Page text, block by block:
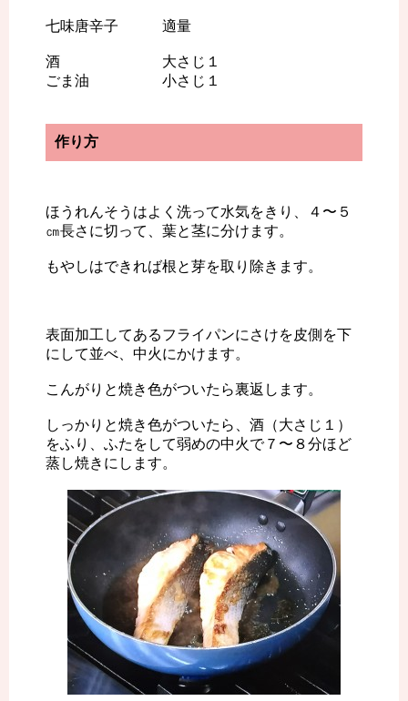
七味唐辛子 適量
酒 大さじ１
ごま油 小さじ１
作り方
ほうれんそうはよく洗って水気をきり、４〜５
㎝長さに切って、葉と茎に分けます。
もやしはできれば根と芽を取り除きます。
表面加工してあるフライパンにさけを皮側を下
にして並べ、中火にかけます。
こんがりと焼き色がついたら裏返します。
しっかりと焼き色がついたら、酒（大さじ１）
をふり、ふたをして弱めの中火で７〜８分ほど
蒸し焼きにします。